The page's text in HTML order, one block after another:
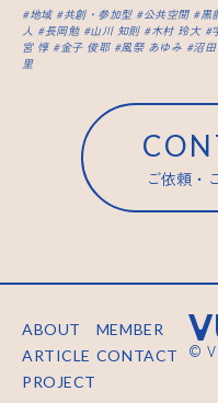
地域 共創・参加型 公共空間
黒
人
長岡勉 山川 知則 木村 玲大
宮 惇
金子 俊耶 風祭 あゆみ
沼
里
ご依頼・
ABOUT
ARTICLE
PROJECT
MEMBER
CONTACT
©